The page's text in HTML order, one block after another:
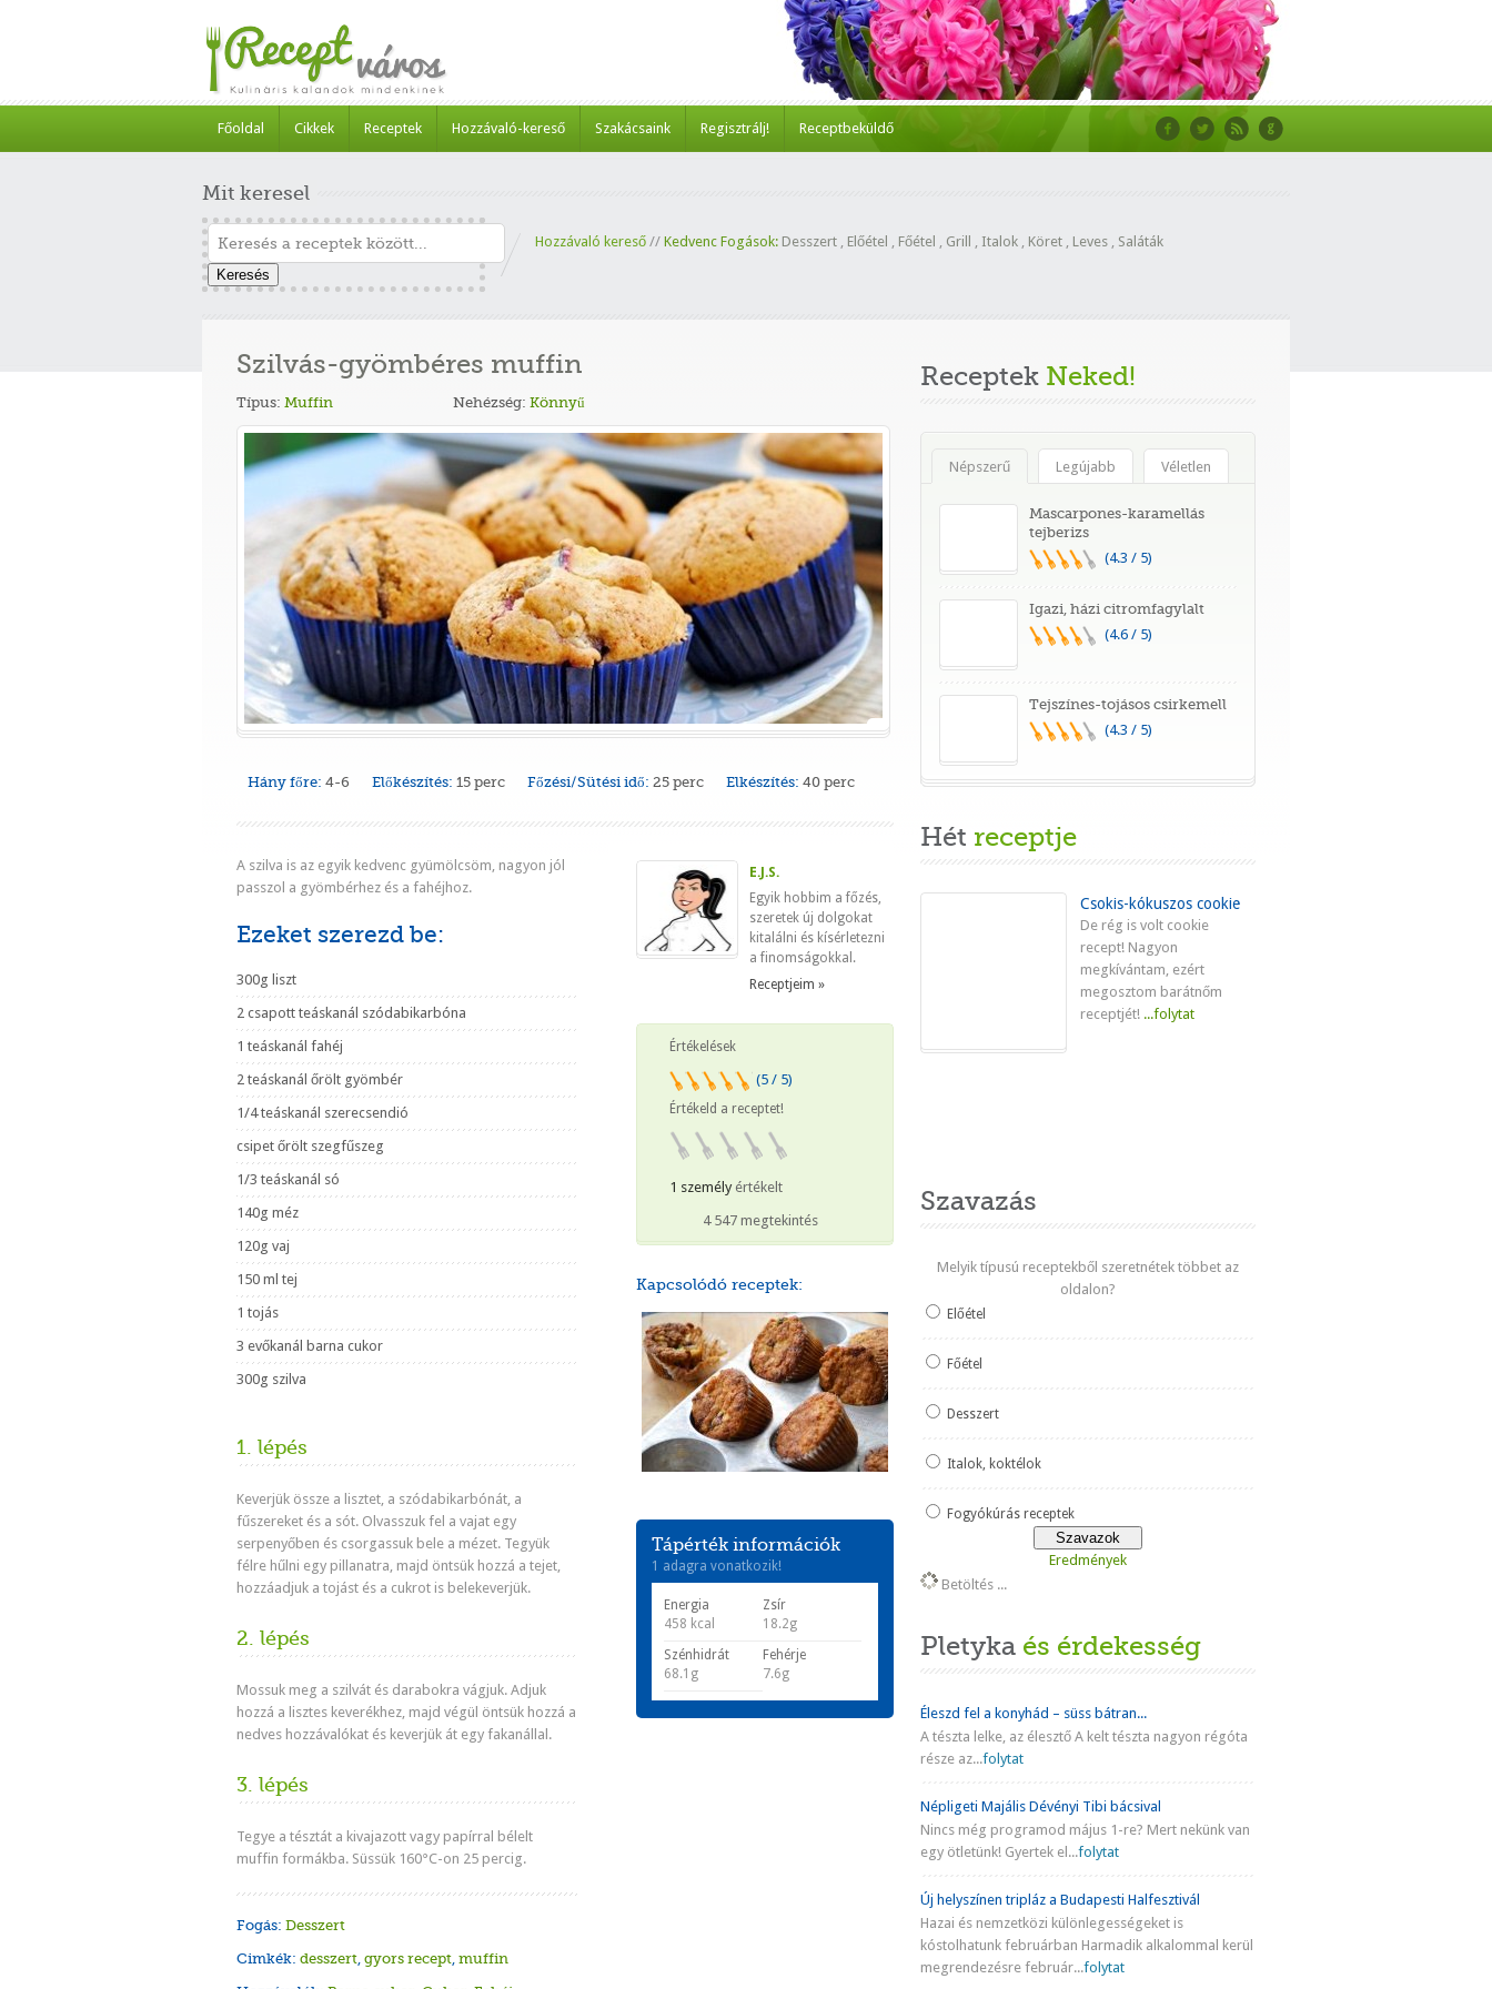
Főoldal Cikkek Receptek Hozzávaló-kereső Szakácsaink Regisztrálj! Receptbeküldő
Mit keresel
Keresés
Hozzávaló kereső // Kedvenc Fogások: Desszert , Előétel , Főétel , Grill , Italok , Köret , Leves , Saláták
Szilvás-gyömbéres muffin
Típus: Muffin Nehézség: Könnyű
Hány főre: 4-6 Előkészítés: 15 perc Főzési/Sütési idő: 25 perc Elkészítés: 40 perc
A szilva is az egyik kedvenc gyümölcsöm, nagyon jól
passzol a gyömbérhez és a fahéjhoz.
Ezeket szerezd be:
300g liszt
2 csapott teáskanál szódabikarbóna
1 teáskanál fahéj
2 teáskanál őrölt gyömbér
1/4 teáskanál szerecsendió
csipet őrölt szegfűszeg
1/3 teáskanál só
140g méz
120g vaj
150 ml tej
1 tojás
3 evőkanál barna cukor
300g szilva
1. lépés
Keverjük össze a lisztet, a szódabikarbónát, a
fűszereket és a sót. Olvasszuk fel a vajat egy
serpenyőben és csorgassuk bele a mézet. Tegyük
félre hűlni egy pillanatra, majd öntsük hozzá a tejet,
hozzáadjuk a tojást és a cukrot is belekeverjük.
2. lépés
Mossuk meg a szilvát és darabokra vágjuk. Adjuk
hozzá a lisztes keverékhez, majd végül öntsük hozzá a
nedves hozzávalókat és keverjük át egy fakanállal.
3. lépés
Tegye a tésztát a kivajazott vagy papírral bélelt
muffin formákba. Süssük 160°C-on 25 percig.
Fogás: Desszert
Cimkék: desszert, gyors recept, muffin
E.J.S.
Egyik hobbim a főzés,
szeretek új dolgokat
kitalálni és kísérletezni
a finomságokkal.
Receptjeim »
Értékelések
(5 / 5)
Értékeld a receptet!
1 személyértékelt
4 547 megtekintés
Kapcsolódó receptek:
Tápérték információk
1 adagra vonatkozik!
Energia
458 kcal
Zsír
18.2g
Szénhidrát
68.1g
Fehérje
7.6g
Receptek Neked!
Népszerű Legújabb Véletlen
Mascarpones-karamellás
tejberizs
(4.3 / 5)
Igazi, házi citromfagylalt
(4.6 / 5)
Tejszínes-tojásos csirkemell
(4.3 / 5)
Hét receptje
Csokis-kókuszos cookie
De rég is volt cookie
recept! Nagyon
megkívántam, ezért
megosztom barátnőm
receptjét! ...folytat
Szavazás
Melyik típusú receptekből szeretnétek többet az
oldalon?
Előétel
Főétel
Desszert
Italok, koktélok
Fogyókúrás receptek
Eredmények
Betöltés ...
Pletyka és érdekesség
Éleszd fel a konyhád – süss bátran...
A tészta lelke, az élesztő A kelt tészta nagyon régóta
része az...folytat
Népligeti Majális Dévényi Tibi bácsival
Nincs még programod május 1-re? Mert nekünk van
egy ötletünk! Gyertek el...folytat
Új helyszínen tripláz a Budapesti Halfesztivál
Hazai és nemzetközi különlegességeket is
kóstolhatunk februárban Harmadik alkalommal kerül
megrendezésre február...folytat